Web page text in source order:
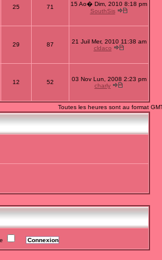
25 71
15 Ao� Dim, 2010 8:18 pm
SouthSis
29 87
21 Juil Mer, 2010 11:38 am
cldaco
12 52
03 Nov Lun, 2008 2:23 pm
charly
Toutes les heures sont au format